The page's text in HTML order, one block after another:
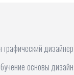
графический дизайнер
основы